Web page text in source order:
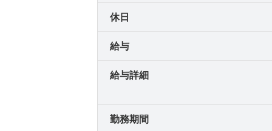
休日
給与
給与詳細
勤務期間